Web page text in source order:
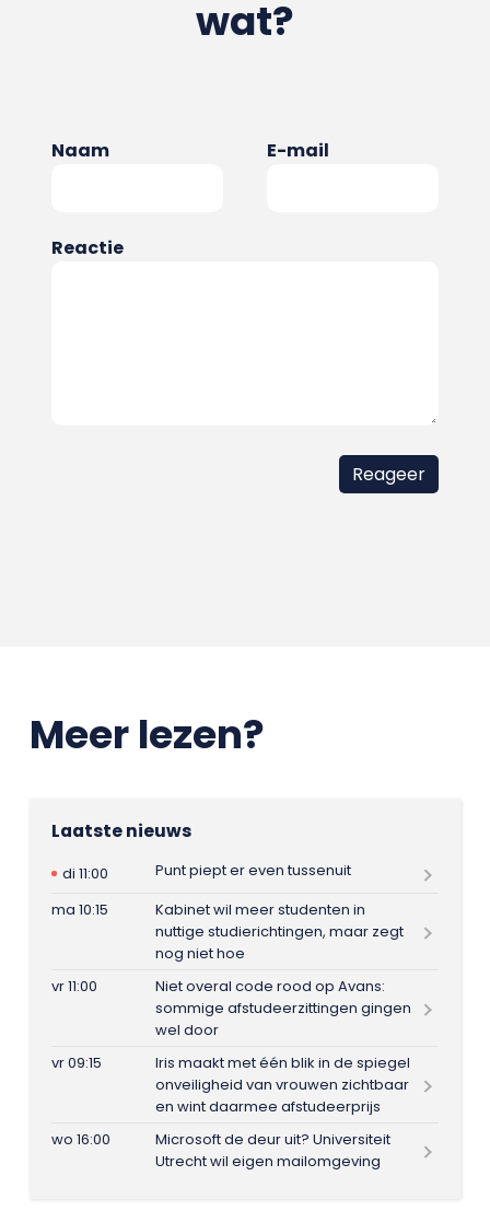
wat?
Naam E-mail
Reactie
Meer lezen?
Laatste nieuws
di 11:00
Punt piept er even tussenuit
ma 10:15
Kabinet wil meer studenten in
nuttige studierichtingen, maar zegt
nog niet hoe
vr 11:00
Niet overal code rood op Avans:
sommige afstudeerzittingen gingen
wel door
vr 09:15
Iris maakt met één blik in de spiegel
onveiligheid van vrouwen zichtbaar
en wint daarmee afstudeerprijs
wo 16:00
Microsoft de deur uit? Universiteit
Utrecht wil eigen mailomgeving